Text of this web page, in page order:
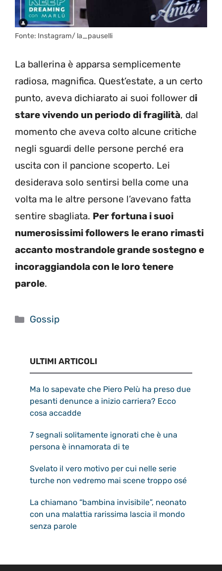
Fonte: Instagram/ la_pauselli
La ballerina è apparsa semplicemente
radiosa, magnifica. Quest’estate, a un certo
punto, aveva dichiarato ai suoi follower di
stare vivendo un periodo di fragilità, dal
momento che aveva colto alcune critiche
negli sguardi delle persone perché era
uscita con il pancione scoperto. Lei
desiderava solo sentirsi bella come una
volta ma le altre persone l’avevano fatta
sentire sbagliata. Per fortuna i suoi
numerosissimi followers le erano rimasti
accanto mostrandole grande sostegno e
incoraggiandola con le loro tenere
parole.
Categorie
Gossip
ULTIMI ARTICOLI
Ma lo sapevate che Piero Pelù ha preso due
pesanti denunce a inizio carriera? Ecco
cosa accadde
7 segnali solitamente ignorati che è una
persona è innamorata di te
Svelato il vero motivo per cui nelle serie
turche non vedremo mai scene troppo osé
La chiamano “bambina invisibile”, neonato
con una malattia rarissima lascia il mondo
senza parole